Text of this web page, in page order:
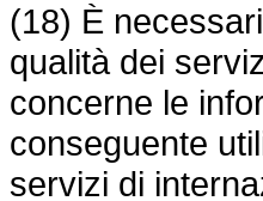
(18) È
qualità dei
concerne le
conseguente
servizi di